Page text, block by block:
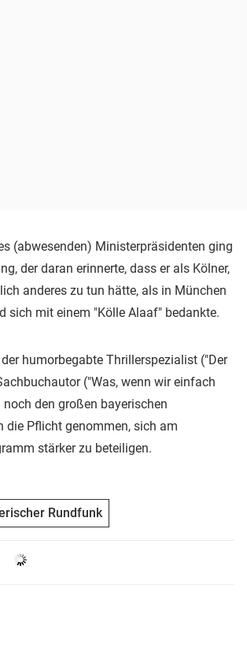
(abwesenden) Ministerpräsidenten ging
der daran erinnerte, dass er als Kölner,
anderes zu tun hätte, als in München
sich mit einem "Kölle Alaaf" bedankte.
humorbegabte Thrillerspezialist ("Der
("Was, wenn wir einfach
noch den großen bayerischen
die Pflicht genommen, sich am
stärker zu beteiligen.
Rundfunk